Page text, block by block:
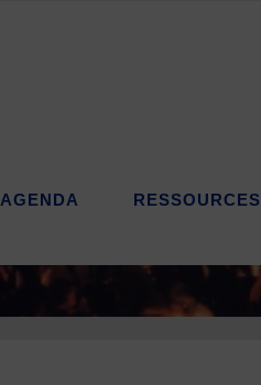
AGENDA RESSOURCES